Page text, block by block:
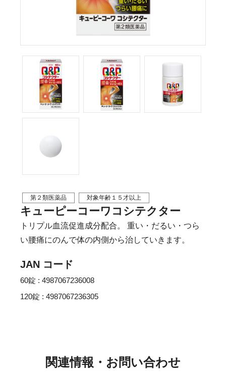
第２類医薬品 対象年齢１５才以上
キューピーコーワコシテクター
トリプル血流促進成分配合。 重い・だるい・つら
い腰痛にのんで体の内側から治していきます。
JAN コード
60錠 : 4987067236008
120錠 : 4987067236305
関連情報・お問い合わせ